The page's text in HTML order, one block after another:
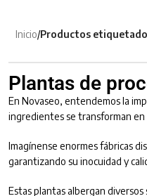
Inicio/Productos
Plantas de
En Novaseo, entendemos la
ingredientes se transforman
Imagínense enormes fábricas
garantizando su inocuidad y
Estas plantas albergan